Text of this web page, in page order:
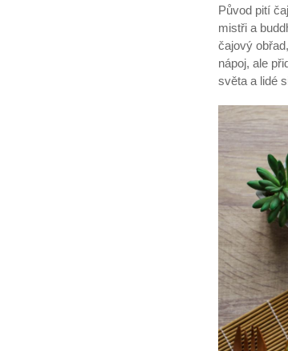
Původ pití
mistři a
čajový
nápoj, ale
světa a lidé